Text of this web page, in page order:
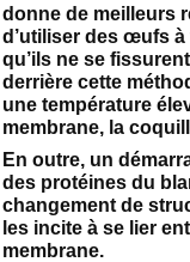
donne de meilleurs
d’utiliser des œufs
qu’ils ne se
derrière cette
une température
membrane, la
En outre, un
des protéines du
changement de
les incite à se lier
membrane.